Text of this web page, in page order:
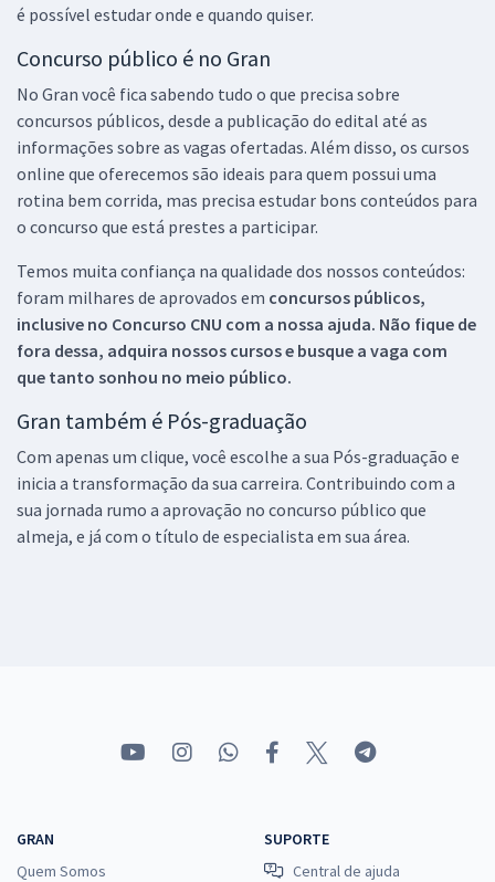
é possível estudar onde e quando quiser.
Concurso público é no Gran
No Gran você fica sabendo tudo o que precisa sobre
concursos públicos, desde a publicação do edital até as
informações sobre as vagas ofertadas. Além disso, os cursos
online que oferecemos são ideais para quem possui uma
rotina bem corrida, mas precisa estudar bons conteúdos para
o concurso que está prestes a participar.
Temos muita confiança na qualidade dos nossos conteúdos:
foram milhares de aprovados em concursos públicos,
inclusive no Concurso CNU com a nossa ajuda. Não fique de
fora dessa, adquira nossos cursos e busque a vaga com
que tanto sonhou no meio público.
Gran também é Pós-graduação
Com apenas um clique, você escolhe a sua Pós-graduação e
inicia a transformação da sua carreira. Contribuindo com a
sua jornada rumo a aprovação no concurso público que
almeja, e já com o título de especialista em sua área.
GRAN
Quem Somos
SUPORTE
Central de ajuda